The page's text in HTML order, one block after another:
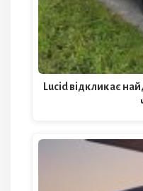
Lucid відкликає